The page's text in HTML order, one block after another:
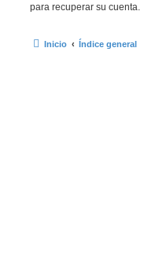
para recuperar su cuenta.
Inicio Índice general